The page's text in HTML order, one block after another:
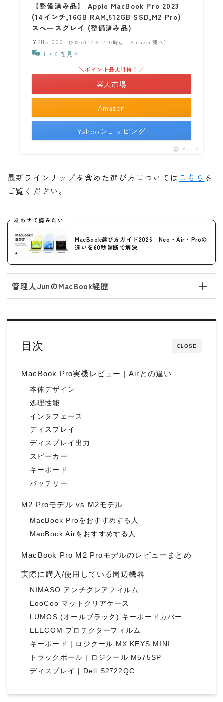
【整備済み品】 Apple MacBook Pro 2023
(14インチ,16GB RAM,512GB SSD,M2 Pro)
スペースグレイ (整備済み品)
¥285,000 （2025/01/13 14:19時点 | Amazon調べ）
口コミを見る
Amazon
＼ポイント最大11倍！／
楽天市場
Yahooショッピング
ポチップ
最新ラインナップを含めた選び方については こちら を
ご覧ください。
あわせて読みたい
MacBook選び方ガイド2026｜Neo・Air・Proの
違いを60秒診断で解決
管理人JunのMacBook経歴
CLOSE
目次
MacBook Pro実機レビュー | Airとの違い
本体デザイン
処理性能
インタフェース
ディスプレイ
ディスプレイ出力
スピーカー
キーボード
バッテリー
M2 Proモデル vs M2モデル
MacBook Proをおすすめする人
MacBook Airをおすすめする人
MacBook Pro M2 Proモデルのレビューまとめ
実際に購入/使用している周辺機器
NIMASO アンチグレアフィルム
EooCoo マットクリアケース
LUMOS (オールブラック) キーボードカバー
ELECOM プロテクターフィルム
キーボード | ロジクール MX KEYS MINI
トラックボール | ロジクール M575SP
ディスプレイ | Dell S2722QC